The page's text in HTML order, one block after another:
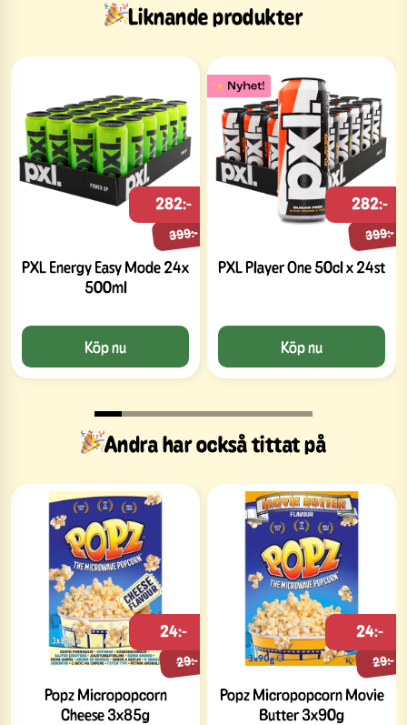
Liknande produkter
PXL Energy Easy Mode 24x
500ml
399:-
282:-
Köp nu
PXL Player One 50cl x 24st
399:-
282:-
Köp nu
Andra har också tittat på
Popz Micropopcorn
Cheese 3x85g
29:-
24:-
Popz Micropopcorn Movie
Butter 3x90g
29:-
24:-